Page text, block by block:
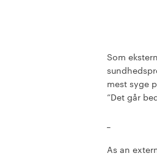
Som
mest syge
”Det går
As an